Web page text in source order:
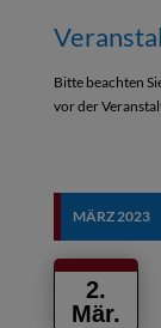
Bitte beachten
vor der
MÄRZ 2023
2.
Mär.